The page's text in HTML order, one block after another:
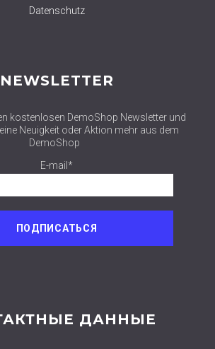
Datenschutz
NEWSLETTER
kostenlosen DemoShop Newsletter und
Neuigkeit oder Aktion mehr aus dem
DemoShop
E-mail*
ДАННЫЕ